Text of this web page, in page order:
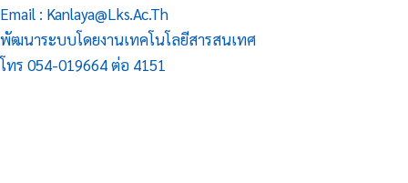
Email : Kanlaya@lks.ac.th
พัฒนาระบบโดยงานเทคโนโลยีสารสนเทศ
โทร 054-019664 ต่อ 4151